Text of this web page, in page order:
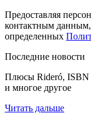
Предоставляя
контактным данным,
определенных
Последние новости
Плюсы Rideró, ISBN
и многое другое
Читать дальше